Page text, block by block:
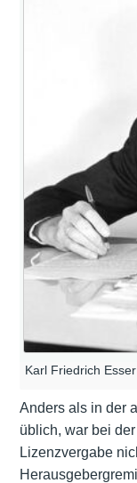
Karl Friedrich
Anders als in der
üblich, war bei
Lizenzvergabe